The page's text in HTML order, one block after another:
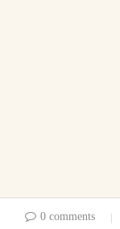
0 comments